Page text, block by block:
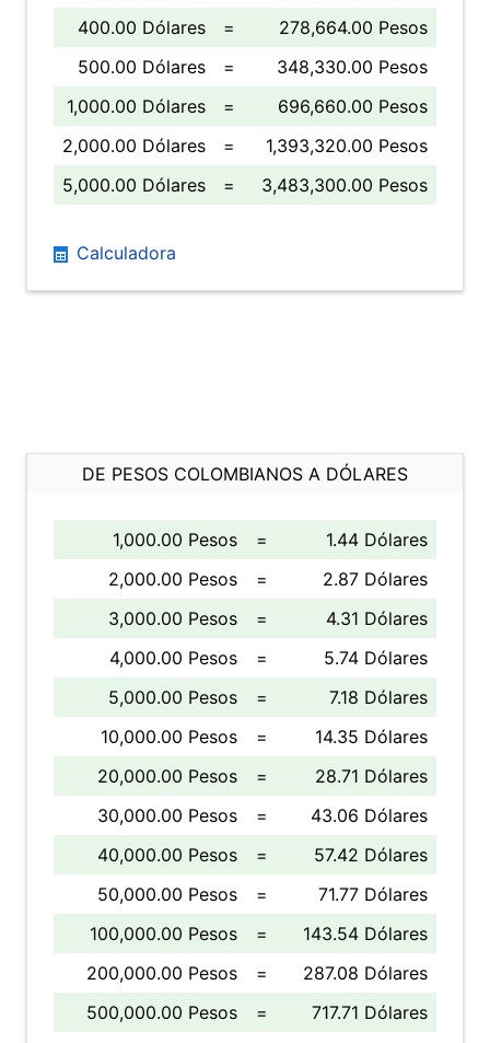
400.00 Dólares
=
278,664.00 Pesos
500.00 Dólares
=
348,330.00 Pesos
1,000.00 Dólares
=
696,660.00 Pesos
2,000.00 Dólares
=
1,393,320.00 Pesos
5,000.00 Dólares
= 3,483,300.00 Pesos
Calculadora
DE PESOS COLOMBIANOS A DÓLARES
1,000.00 Pesos =
1.44 Dólares
2,000.00 Pesos
=
2.87 Dólares
3,000.00 Pesos
=
4.31 Dólares
4,000.00 Pesos
=
5.74 Dólares
5,000.00 Pesos
=
7.18 Dólares
10,000.00 Pesos
=
14.35 Dólares
20,000.00 Pesos
=
28.71 Dólares
30,000.00 Pesos
=
43.06 Dólares
40,000.00 Pesos
=
57.42 Dólares
50,000.00 Pesos
=
71.77 Dólares
100,000.00 Pesos
=
143.54 Dólares
200,000.00 Pesos
=
287.08 Dólares
500,000.00 Pesos
=
717.71 Dólares